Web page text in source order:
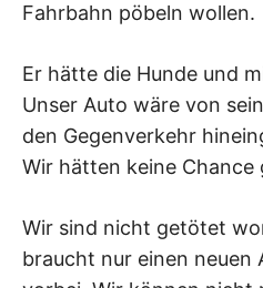
Fahrbahn pöbeln wollen.
Er hätte die Hunde und
Unser Auto wäre von
den Gegenverkehr
Wir hätten keine Chance
Wir sind nicht getötet
braucht nur einen neuen